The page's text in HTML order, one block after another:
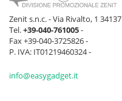
Zenit s.n.c. - Via Rivalto, 1 34137
Tel.+39-040-761005-
Fax +39-040-3725826 -
P. IVA: IT01219460324 -
info@easygadget.it